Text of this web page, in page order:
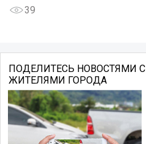
39
ПОДЕЛИТЕСЬ НОВОСТЯМИ С
ЖИТЕЛЯМИ ГОРОДА